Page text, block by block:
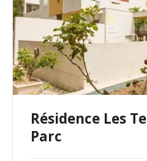
Résidence Les
Parc